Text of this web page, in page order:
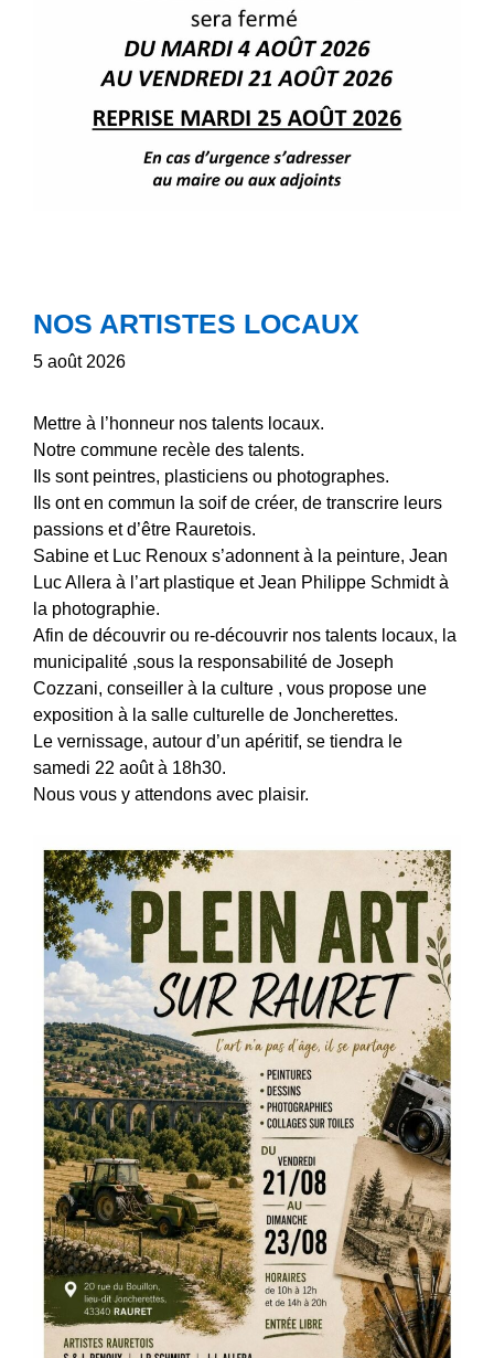
NOS ARTISTES LOCAUX
5 août 2026
Mettre à l’honneur nos talents locaux.
Notre commune recèle des talents.
Ils sont peintres, plasticiens ou photographes.
Ils ont en commun la soif de créer, de transcrire leurs
passions et d’être Rauretois.
Sabine et Luc Renoux s’adonnent à la peinture, Jean
Luc Allera à l’art plastique et Jean Philippe Schmidt à
la photographie.
Afin de découvrir ou re-découvrir nos talents locaux, la
municipalité ,sous la responsabilité de Joseph
Cozzani, conseiller à la culture , vous propose une
exposition à la salle culturelle de Joncherettes.
Le vernissage, autour d’un apéritif, se tiendra le
samedi 22 août à 18h30.
Nous vous y attendons avec plaisir.